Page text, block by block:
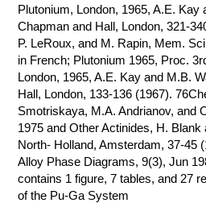
Plutonium, London, 1965, A.E. Kay
Chapman and Hall, London, 321-
P. LeRoux, and M. Rapin, Mem.
in French; Plutonium 1965, Proc.
London, 1965, A.E. Kay and M.B.
Hall, London, 133-136 (1967).
Smotriskaya, M.A. Andrianov, and
1975 and Other Actinides, H. Blank
North- Holland, Amsterdam, 37-45
Alloy Phase Diagrams, 9(3), Jun
contains 1 figure, 7 tables, and 27
of the Pu-Ga System